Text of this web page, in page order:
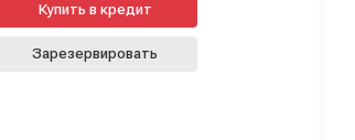
Купить в кредит
Зарезервировать